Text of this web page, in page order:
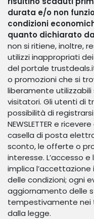
durata e/o non
condizioni
quanto dichiarato
non si ritiene, inoltre,
utilizzi inappropriati
del portale
o promozioni che si
liberamente utilizzabili
visitatori. Gli utenti di
possibilità di
NEWSLETTER e
casella di posta
sconto, le offerte o
interesse. L’accesso
implica
delle condizioni; ogni
aggiornamento delle
tempestivamente nei
dalla legge.